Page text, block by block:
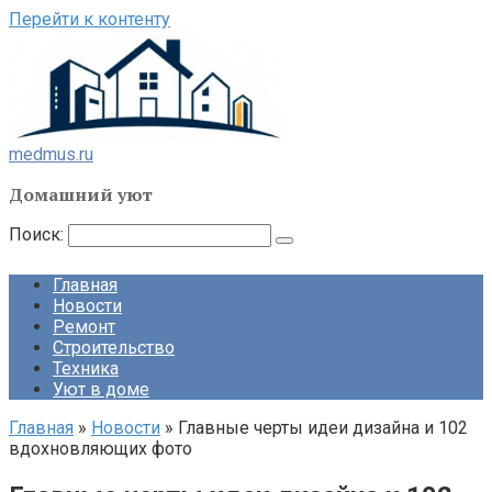
Перейти к контенту
medmus.ru
Домашний уют
Поиск:
Главная
Новости
Ремонт
Строительство
Техника
Уют в доме
Главная » Новости » Главные черты идеи дизайна и 102
вдохновляющих фото